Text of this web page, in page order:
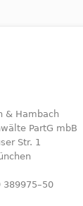
& Hambach
PartG mbB
Str. 1
389975–50